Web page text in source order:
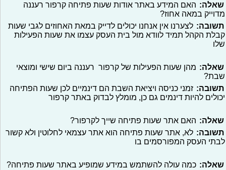
שאלה: האם המידע באתר אודות שעות פתיחה קרפור רעננה
מדוייק במאה אחוז?
תשובה: לצערנו אין אנחנו יכולים לדייק במאת האחוזים לגבי שעות
קבלת הקהל תמיד לוודא מול בית העסק עצמו את שעות הפעילות
שלו
שאלה: מהן שעות הפעילות של קרפור רעננה ביום שישי ומוצאי
שבת?
תשובה: זמני כניסה ויציאת השבת הם דינמיים לכן שעות הפתיחה
יכולים להיות דינמים גם כן, מומלץ לבדוק באתר קרפור
שאלה: האם אתר שעות פתיחה שייך לקרפור?
תשובה: לא, אתר שעות פתיחה הוא אתר עצמאי לחלוטין ולא קשור
לבתי העסק המפורסמים בו
שאלה: כמה עולה להשתמש במידע שמופיע באתר שעות פתיחה?